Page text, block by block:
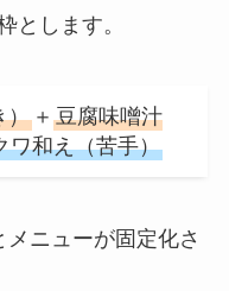
とします。
）＋ 豆腐味噌汁
ワ和え（苦手）
ニューが固定化さ